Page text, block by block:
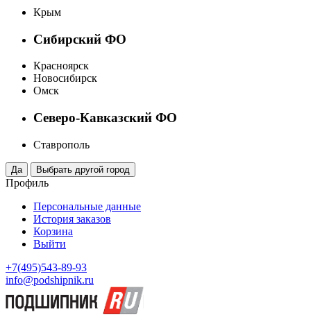
Крым
Сибирский ФО
Красноярск
Новосибирск
Омск
Северо-Кавказский ФО
Ставрополь
Профиль
Персональные данные
История заказов
Корзина
Выйти
+7(495)543-89-93
info@podshipnik.ru